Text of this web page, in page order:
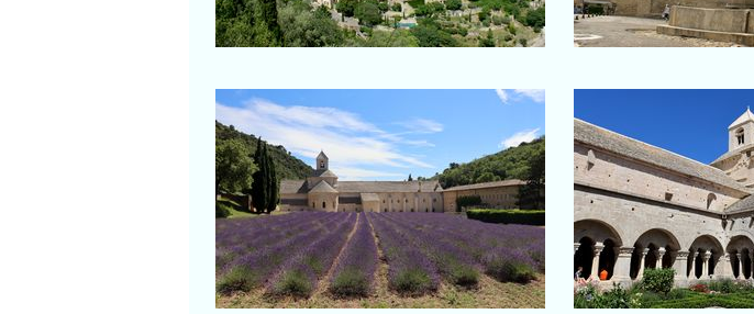
Salon-de-Provence
Abbaye de Sénanque
Champ de lavande
Abbaye de
Le cloître avec